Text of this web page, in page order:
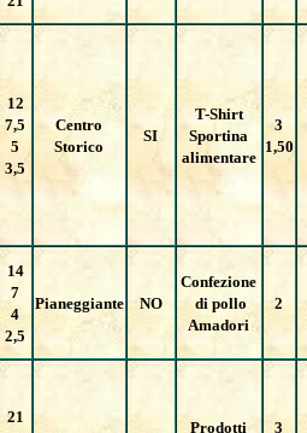
12
7,5
5
3,5
Centro
Storico
SI
T-Shirt
Sportina
alimentare
3
1,50
14
7
4
2,5
Pianeggiante NO
Confezione
di pollo
Amadori
2
21
Prodotti
3